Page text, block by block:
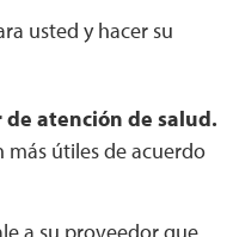
usted y hacer su
atención de salud.
útiles de acuerdo